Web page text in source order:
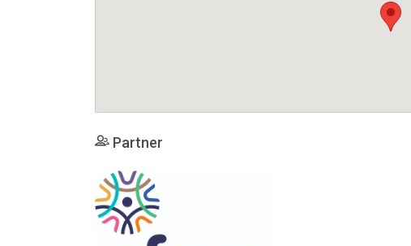
Partner